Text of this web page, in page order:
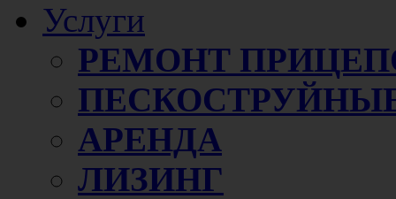
Услуги
РЕМОНТ
АРЕНДА
ЛИЗИНГ